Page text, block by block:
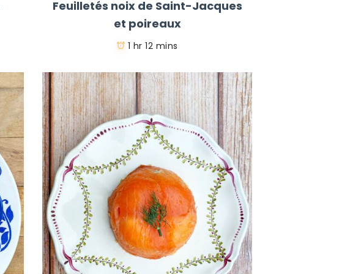
Feuilletés noix de Saint-Jacques
et poireaux
1 hr 12 mins